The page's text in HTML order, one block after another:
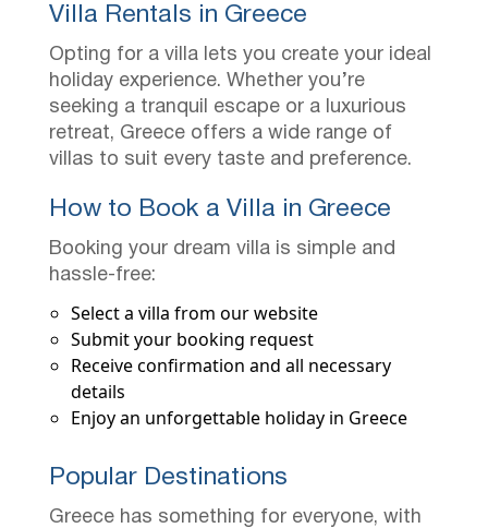
Villa Rentals in Greece
Opting for a villa lets you create your ideal
holiday experience. Whether you’re
seeking a tranquil escape or a luxurious
retreat, Greece offers a wide range of
villas to suit every taste and preference.
How to Book a Villa in Greece
Booking your dream villa is simple and
hassle-free:
Select a villa from our website
Submit your booking request
Receive confirmation and all necessary
details
Enjoy an unforgettable holiday in Greece
Popular Destinations
Greece has something for everyone, with